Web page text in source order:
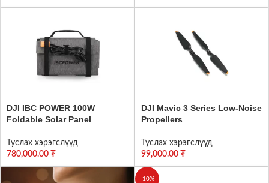
DJI IBC POWER 100W
Foldable Solar Panel
Туслах хэрэгслүүд
780,000.00 ₮
DJI Mavic 3 Series Low-Noise
Propellers
Туслах хэрэгслүүд
99,000.00 ₮
-10%